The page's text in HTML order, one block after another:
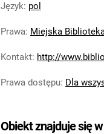
Język: pol
Prawa: Miejska
Kontakt: http://
Prawa dostępu: Dla
Obiekt znajduje się